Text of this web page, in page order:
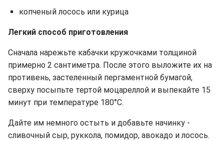
копченый лосось или курица
Легкий способ приготовления
Сначала нарежьте кабачки кружочками толщиной
примерно 2 сантиметра. После этого выложите их на
противень, застеленный пергаментной бумагой,
сверху посыпьте тертой моцареллой и выпекайте 15
минут при температуре 180°C.
Дайте им немного остыть и добавьте начинку -
сливочный сыр, руккола, помидор, авокадо и лосось.